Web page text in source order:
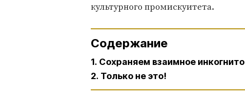
культурного промискуитета.
Содержание
1. Сохраняем взаимное инкогнито
2. Только не это!